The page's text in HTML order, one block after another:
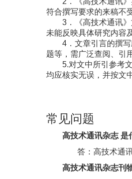
符合撰写要求的来稿不
3．《高技术通讯
未能反映具体研究内容
4．文章引言的撰
题等，需广泛查阅、引
5.对文中所引参考
均应核实无误，并按文
常见问题
高技术通讯杂志 是
答：高技术通
高技术通讯杂志刊